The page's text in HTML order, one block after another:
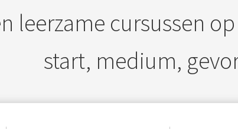
leerzame cursussen
start, medium,